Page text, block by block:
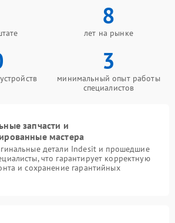
8
лет на рынке
3
минимальный опыт работы
специалистов
запчасти и
мастера
детали Indesit и прошедшие
что гарантирует корректную
и сохранение гарантийных